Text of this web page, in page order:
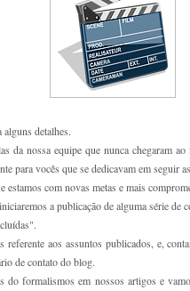
alguns detalhes.
da nossa equipe que nunca chegaram
para vocês que se dedicavam em seguir
estamos com novas metas e mais
a publicação de alguma série de
referente aos assuntos publicados, e,
de contato do blog.
do formalismos em nossos artigos e